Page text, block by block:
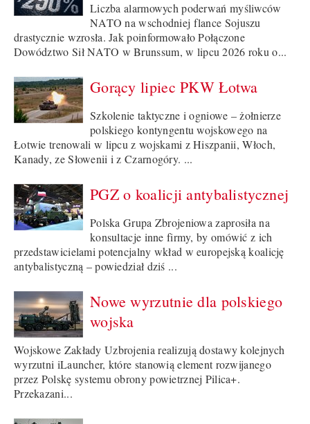
Liczba alarmowych poderwań myśliwców
NATO na wschodniej flance Sojuszu
drastycznie wzrosła. Jak poinformowało Połączone
Dowództwo Sił NATO w Brunssum, w lipcu 2026 roku o...
Gorący lipiec PKW Łotwa
Szkolenie taktyczne i ogniowe – żołnierze
polskiego kontyngentu wojskowego na
Łotwie trenowali w lipcu z wojskami z Hiszpanii, Włoch,
Kanady, ze Słowenii i z Czarnogóry. ...
PGZ o koalicji antybalistycznej
Polska Grupa Zbrojeniowa zaprosiła na
konsultacje inne firmy, by omówić z ich
przedstawicielami potencjalny wkład w europejską koalicję
antybalistyczną – powiedział dziś ...
Nowe wyrzutnie dla polskiego
wojska
Wojskowe Zakłady Uzbrojenia realizują dostawy kolejnych
wyrzutni iLauncher, które stanowią element rozwijanego
przez Polskę systemu obrony powietrznej Pilica+.
Przekazani...